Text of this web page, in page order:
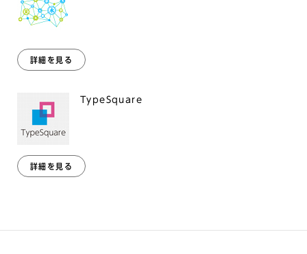
詳細を見る
TypeSquare
詳細を見る